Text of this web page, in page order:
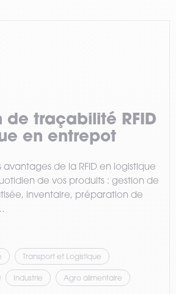
de traçabilité RFID
en entrepot
avantages de la RFID en logistique
de vos produits : gestion de
inventaire, préparation de
Transport et Logistique
Industrie Agro alimentaire